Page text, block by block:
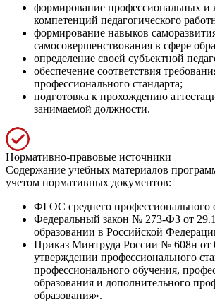
формирование профессиональных и
компетенций педагогического
формирование навыков
самосовершенствования в сфере
определение своей субъектной
обеспечение соответствия
профессионального стандарта;
подготовка к прохождению
занимаемой должности.
Нормативно-правовые источники
Содержание учебных материалов
учетом нормативных документов:
ФГОС среднего профессионального
Федеральный закон № 273-ФЗ от
образовании в Российской
Приказ Минтруда России № 608н от
утверждении профессионального
профессионального обучения,
образования и дополнительного
образования».